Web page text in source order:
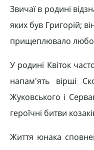
Звичаї в родині
яких був Григорій;
прищеплювало
У родині Квіток
напам'ять вірші
Жуковського і
героїчні битви
Життя юнака